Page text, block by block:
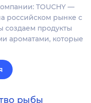
TOUCHY —
российском рынке с
создаем продукты
ароматами, которые
рыбы